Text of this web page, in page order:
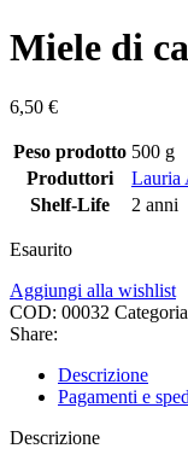
Miele di
6,50 €
Peso prodotto 500 g
Produttori
Lauria
Shelf-Life
2 anni
Esaurito
Aggiungi alla wishlist
COD: 00032
Share:
Descrizione
Pagamenti e
Descrizione